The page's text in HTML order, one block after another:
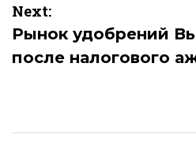
Next:
Рынок удобрений
после налогового